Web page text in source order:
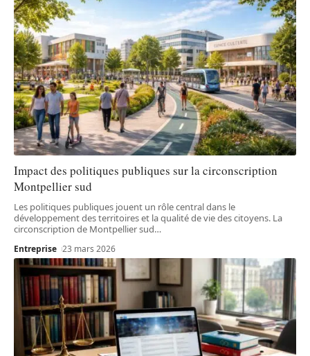
Impact des politiques publiques sur la circonscription
Montpellier sud
Les politiques publiques jouent un rôle central dans le
développement des territoires et la qualité de vie des citoyens. La
circonscription de Montpellier sud…
Entreprise 23 mars 2026